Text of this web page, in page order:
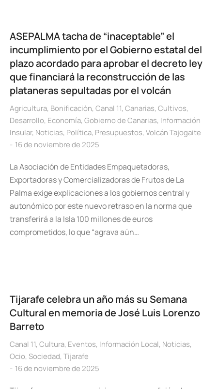
ASEPALMA tacha de “inaceptable” el
incumplimiento por el Gobierno estatal del
plazo acordado para aprobar el decreto ley
que financiará la reconstrucción de las
plataneras sepultadas por el volcán
Agricultura, Bonificación, Canal 11, Canarias, Cultivos,
Desarrollo, Economía, Gobierno de Canarias, Información
Insular, Noticias, Política, Presupuestos, Volcán Tajogaite
16 de noviembre de 2025
La Asociación de Entidades Empaquetadoras,
Exportadoras y Comercializadoras de Frutos de La
Palma exige explicaciones a los gobiernos central y
autonómico por este nuevo retraso en la norma que
transferirá a la Isla 100 millones de euros
comprometidos, lo que “agrava aún…
Tijarafe celebra un año más su Semana
Cultural en memoria de José Luis Lorenzo
Barreto
Canal 11, Cultura, Eventos, Información Local, Noticias,
Ocio, Sociedad, Tijarafe
16 de noviembre de 2025